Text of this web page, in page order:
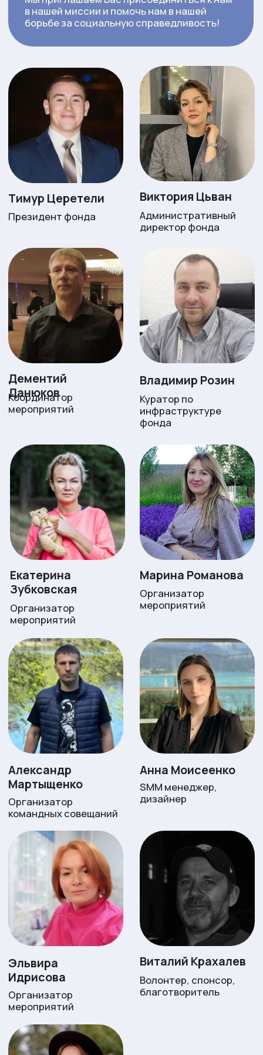
Виталий Крахалев
Волонтер, спонсор,
благотворитель
Оксана Тюркина
Волонтёр
Александр
Мартыщенко
Организатор
Эльвира
Идрисова
Организатор
Анна Моисеенко
Документы
Данный ресурс является официальным
сайтом АНБО «Мир добрых дел». Работа
сайта, взаимодействие с пользователями,
публикация материалов, совершение
пожертвований и другие аспекты работы
документами:
Лист записи ЕГРЮЛ
Свидетельство о постановке на
учет в налоговом органе
Оферта о заключении
договора пожертвования
Автономная некоммерческая
благотворительная организация "Мир
добрых дел"
ИНН: 5007119692
КПП: 500701001
Юр. адрес: 141860, МО , г.о. Дмитровский,
РП Икша, ул. Рабочая, д. 23 , кв. 28
Факт. адрес: 141701, г. Долгопрудный, ул.
Жуковского, д. 3
Расчётный счёт:40703810220000000710
Название банка: ООО "Банк Точка"
БИК: 044525104
Корр. счёт: 30101810745374525104
Реквизиты
Контакты и сотрудничество
+7 (985) 967-4765
Долгопрудный, ул. Жуковского, д.3
Если Вы хотите предложить свою помощь или
сотрудничество, а также если у вас
возникают любые другие вопросы, напишите
нам mirdobrodelov@yandex.ru или оставьте
заявку на сайте
Оставить заявку